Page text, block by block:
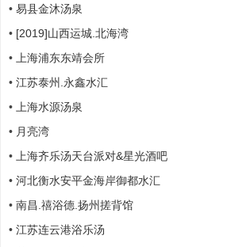
划
• 易县金沐汤泉
• [2019]山西运城.北海湾
•
上海浦东东靖会所
• 江苏泰州.永鑫水汇
•
上海水源汤泉
• 月亮湾
•
上海齐乐汤天台派对&星光酒吧
• 河北衡水安平金海岸御都水汇
• 南昌.禧浴德.扬州搓背馆
• 江苏连云港浴乐汤